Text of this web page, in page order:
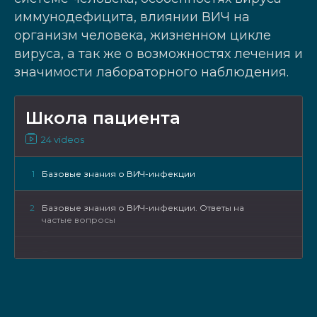
Школа пациента
24 videos
1 Базовые знания о ВИЧ-инфекции
2
Базовые знания о ВИЧ-инфекции. Ответы на
частые вопросы
иммунодефицита, влиянии ВИЧ на
организм человека, жизненном цикле
вируса, а так же о возможностях лечения и
значимости лабораторного наблюдения.